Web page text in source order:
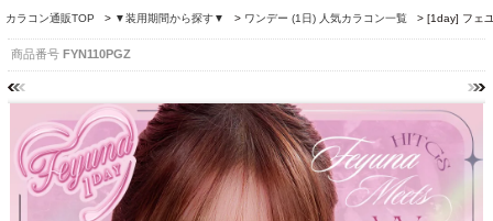
カラコン通販TOP ▼装用期間から探す▼ ワンデー (1日) 人気カラコン一覧 [1day] フェ
商品番号 FYN110PGZ